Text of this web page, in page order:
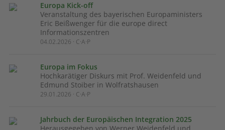
Europa Kick-off
Veranstaltung des bayerischen Europaministers
Eric Beißwenger für die europe direct
Informationszentren
04.02.2026 · C·A·P
Europa im Fokus
Hochkarätiger Diskurs mit Prof. Weidenfeld und
Edmund Stoiber in Wolfratshausen
29.01.2026 · C·A·P
Jahrbuch der Europäischen Integration 2025